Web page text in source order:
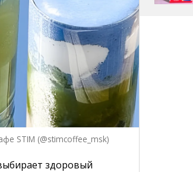
STIM (@stimcoffee_msk)
здоровый